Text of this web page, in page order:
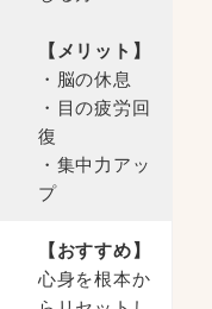
【メリット】
・脳の休息
・目の疲労回
復
・集中力アッ
プ
【おすすめ】
心身を根本か